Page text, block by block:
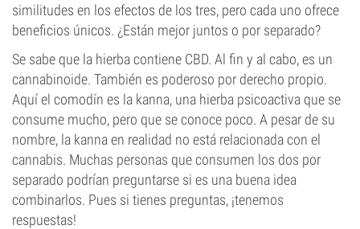
similitudes en los efectos de los tres, pero cada uno ofrece
beneficios únicos. ¿Están mejor juntos o por separado?
Se sabe que la hierba contiene CBD. Al fin y al cabo, es un
cannabinoide. También es poderoso por derecho propio.
Aquí el comodín es la kanna, una hierba psicoactiva que se
consume mucho, pero que se conoce poco. A pesar de su
nombre, la kanna en realidad no está relacionada con el
cannabis. Muchas personas que consumen los dos por
separado podrían preguntarse si es una buena idea
combinarlos. Pues si tienes preguntas, ¡tenemos
respuestas!